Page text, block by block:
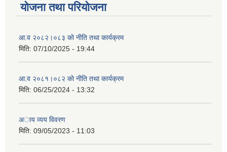
योजना तथा परियोजना
आ.व २०८२।०८३ काे नीति तथा कार्यक्रम
मिति: 07/10/2025 - 19:44
आ.व २०८१।०८२ काे नीति तथा कार्यक्रम
मिति: 06/25/2024 - 13:32
अाय व्यय विवरण
मिति: 09/05/2023 - 11:03